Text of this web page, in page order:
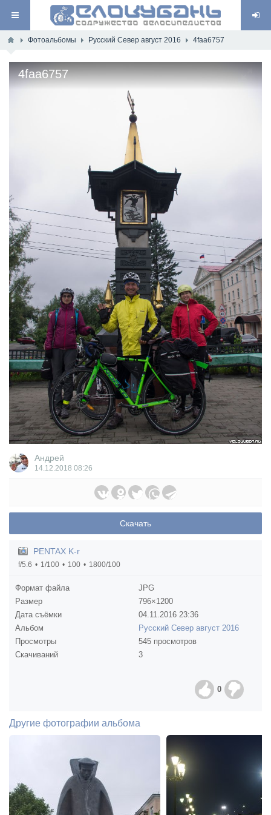
Фотоальбомы Русский Север август 2016 4faa6757
4faa6757
Андрей
14.12.2018 08:26
Скачать
PENTAX K-r
f/5.6 1/100 100 1800/100
Формат файла
JPG
Размер
796×1200
Дата съёмки
04.11.2016 23:36
Альбом
Русский Север август 2016
Просмотры
545 просмотров
Скачиваний
3
0
Другие фотографии альбома